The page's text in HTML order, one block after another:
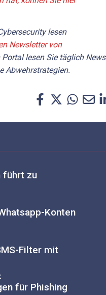
lesen
Newsletter von
lesen Sie täglich News
Abwehrstrategien.
führt zu
Konten
Filter mit
für Phishing